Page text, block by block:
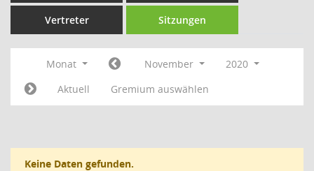
Vertreter Sitzungen
Monat November
2020
Aktuell
Gremium auswählen
Keine Daten gefunden.